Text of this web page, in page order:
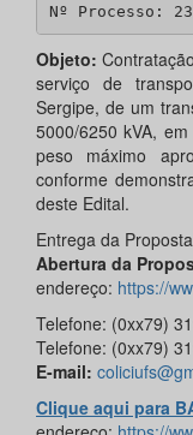
Nº Processo:
Objeto:
serviço de
Sergipe, de um
5000/6250 kVA,
peso máximo
conforme
deste Edital.
Entrega da
Abertura da
endereço: https://
Telefone: (0xx79)
Telefone: (0xx79)
E-mail:
Clique aqui para